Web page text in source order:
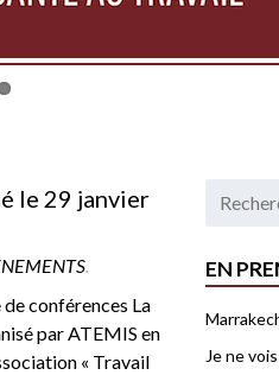
le 29 janvier
.
de conférences La
par ATEMIS en
« Travail
EN
Je ne